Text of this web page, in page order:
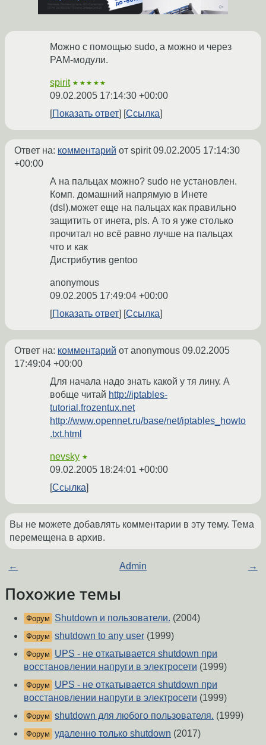
Можно с помощью sudo, а можно и через
PAM-модули.
spirit ★★★★★
09.02.2005 17:14:30 +00:00
Показать ответ
Ссылка
Ответ на: комментарий от spirit09.02.2005 17:14:30
+00:00
А на пальцах можно? sudo не установлен.
Комп. домашний напрямую в Инете
(dsl).может еще на пальцах как правильно
защитить от инета, pls. А то я уже столько
прочитал но всё равно лучше на пальцах
что и как
Дистрибутив gentoo
anonymous
09.02.2005 17:49:04 +00:00
Показать ответ
Ссылка
Ответ на: комментарий от anonymous 09.02.2005
17:49:04 +00:00
Для начала надо знать какой у тя лину. А
вобще читай http://iptables-
tutorial.frozentux.net
http://www.opennet.ru/base/net/iptables_howto
.txt.html
nevsky ★
09.02.2005 18:24:01 +00:00
Ссылка
Вы не можете добавлять комментарии в эту тему. Тема
перемещена в архив.
← Admin →
Похожие темы
Форум Shutdown и пользователи. (2004)
Форум shutdown to any user (1999)
Форум
UPS - не откатывается shutdown при
восстановлении напруги в электросети (1999)
Форум
UPS - не откатывается shutdown при
восстановлении напруги в электросети (1999)
Форум shutdown для любого пользователя. (1999)
Форум удаленно только shutdown (2017)